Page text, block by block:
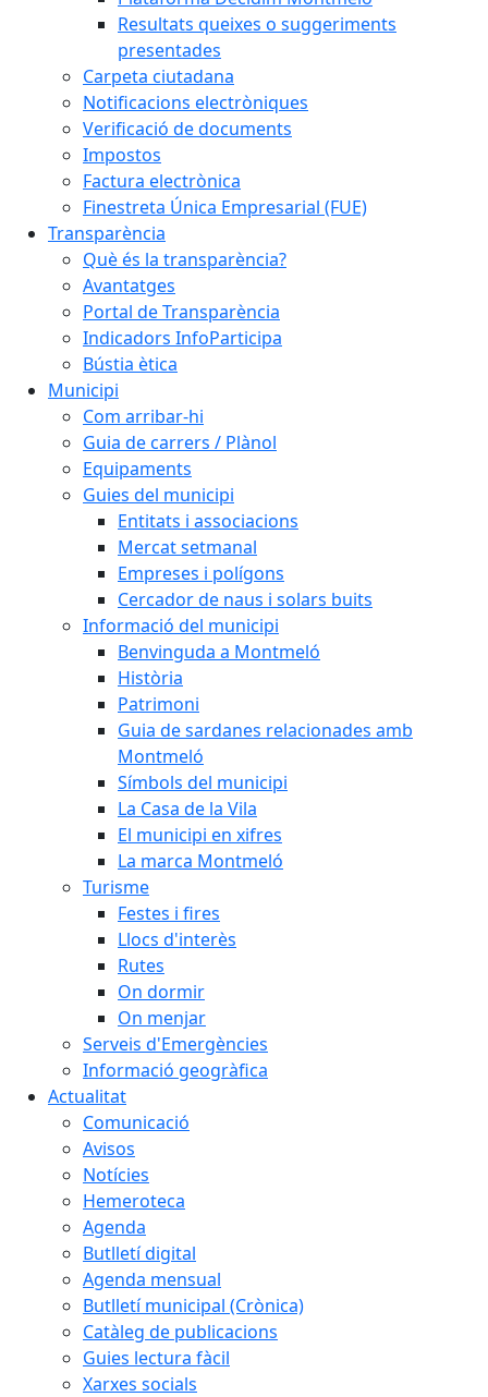
Resultats queixes o suggeriments
presentades
Carpeta ciutadana
Notificacions electròniques
Verificació de documents
Impostos
Factura electrònica
Finestreta Única Empresarial (FUE)
Transparència
Què és la transparència?
Avantatges
Portal de Transparència
Indicadors InfoParticipa
Bústia ètica
Municipi
Com arribar-hi
Guia de carrers / Plànol
Equipaments
Guies del municipi
Entitats i associacions
Mercat setmanal
Empreses i polígons
Cercador de naus i solars buits
Informació del municipi
Benvinguda a Montmeló
Història
Patrimoni
Guia de sardanes relacionades amb
Montmeló
Símbols del municipi
La Casa de la Vila
El municipi en xifres
La marca Montmeló
Turisme
Festes i fires
Llocs d'interès
Rutes
On dormir
On menjar
Serveis d'Emergències
Informació geogràfica
Actualitat
Comunicació
Avisos
Notícies
Hemeroteca
Agenda
Butlletí digital
Agenda mensual
Butlletí municipal (Crònica)
Catàleg de publicacions
Guies lectura fàcil
Xarxes socials